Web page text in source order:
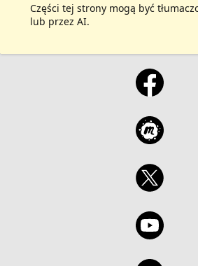
Części tej strony mogą być
lub przez AI.